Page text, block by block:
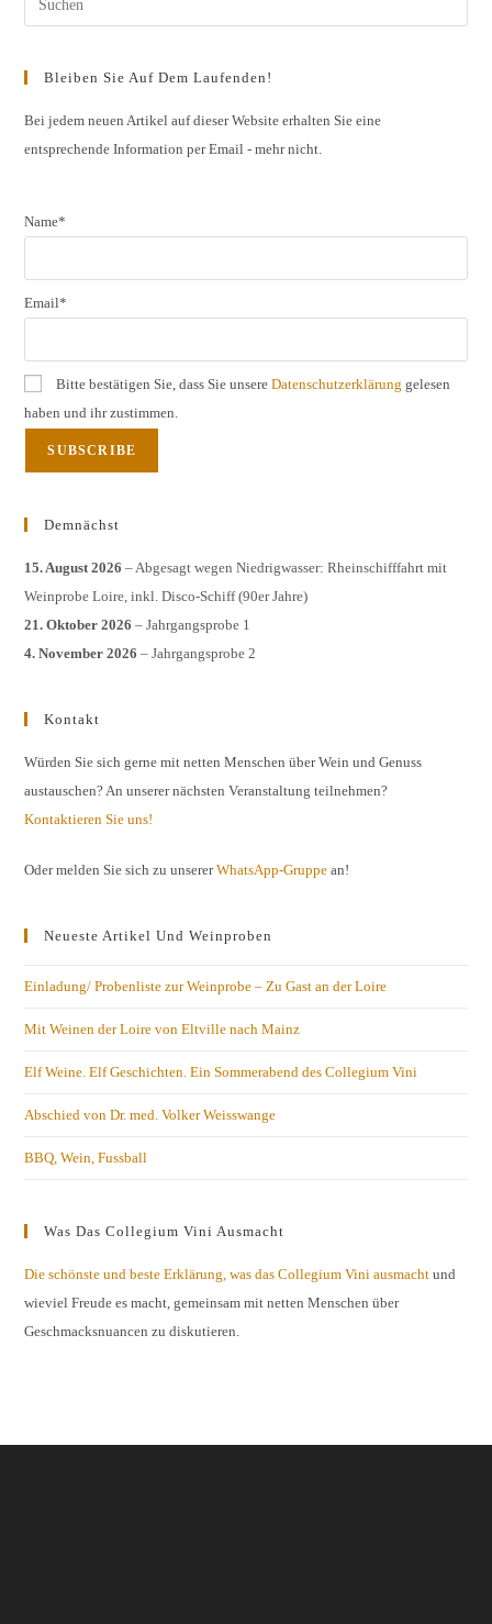
Bleiben Sie Auf Dem Laufenden!
Bei jedem neuen Artikel auf dieser Website erhalten Sie eine
entsprechende Information per Email - mehr nicht.
Name*
Email*
Bitte bestätigen Sie, dass Sie unsereDatenschutzerklärung gelesen
haben und ihr zustimmen.
Demnächst
15. August 2026 – Abgesagt wegen Niedrigwasser: Rheinschifffahrt mit
Weinprobe Loire, inkl. Disco-Schiff (90er Jahre)
21. Oktober 2026 – Jahrgangsprobe 1
4. November 2026 – Jahrgangsprobe 2
Kontakt
Würden Sie sich gerne mit netten Menschen über Wein und Genuss
austauschen? An unserer nächsten Veranstaltung teilnehmen?
Kontaktieren Sie uns!
Oder melden Sie sich zu unsererWhatsApp-Gruppe an!
Neueste Artikel Und Weinproben
Einladung/ Probenliste zur Weinprobe – Zu Gast an der Loire
Mit Weinen der Loire von Eltville nach Mainz
Elf Weine. Elf Geschichten. Ein Sommerabend des Collegium Vini
Abschied von Dr. med. Volker Weisswange
BBQ, Wein, Fussball
Was Das Collegium Vini Ausmacht
Die schönste und beste Erklärung, was das Collegium Vini ausmacht und
wieviel Freude es macht, gemeinsam mit netten Menschen über
Geschmacksnuancen zu diskutieren.